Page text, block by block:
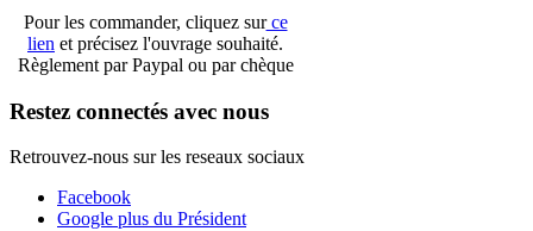
Pour les commander, cliquez surce
lien et précisez l'ouvrage souhaité.
Règlement par Paypal ou par chèque
Restez connectés avec nous
Retrouvez-nous sur les reseaux sociaux
Facebook
Google plus du Président